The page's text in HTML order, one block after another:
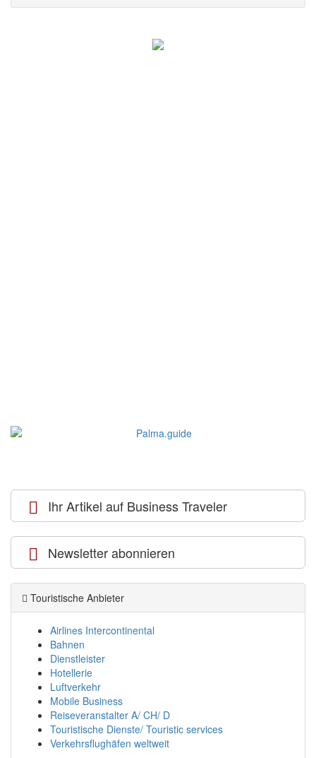
Ihr Artikel auf Business Traveler
Newsletter abonnieren
Touristische Anbieter
Airlines Intercontinental
Bahnen
Dienstleister
Hotellerie
Luftverkehr
Mobile Business
Reiseveranstalter A/ CH/ D
Touristische Dienste/ Touristic services
Verkehrsflughäfen weltweit